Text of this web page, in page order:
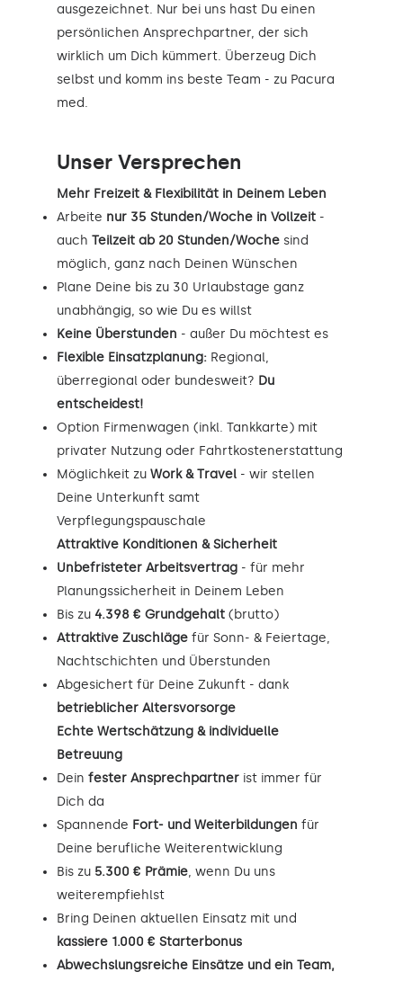
ausgezeichnet. Nur bei uns hast Du einen
persönlichen Ansprechpartner, der sich
wirklich um Dich kümmert. Überzeug Dich
selbst und komm ins beste Team - zu Pacura
med.
Unser Versprechen
Mehr Freizeit & Flexibilität in Deinem Leben
Arbeite nur 35 Stunden/Woche in Vollzeit -
auch Teilzeit ab 20 Stunden/Woche sind
möglich, ganz nach Deinen Wünschen
Plane Deine bis zu 30 Urlaubstage ganz
unabhängig, so wie Du es willst
Keine Überstunden - außer Du möchtest es
Flexible Einsatzplanung: Regional,
überregional oder bundesweit? Du
entscheidest!
Option Firmenwagen (inkl. Tankkarte) mit
privater Nutzung oder Fahrtkostenerstattung
Möglichkeit zu Work & Travel - wir stellen
Deine Unterkunft samt
Verpflegungspauschale
Attraktive Konditionen & Sicherheit
Unbefristeter Arbeitsvertrag - für mehr
Planungssicherheit in Deinem Leben
Bis zu 4.398 € Grundgehalt (brutto)
Attraktive Zuschläge für Sonn- & Feiertage,
Nachtschichten und Überstunden
Abgesichert für Deine Zukunft - dank
betrieblicher Altersvorsorge
Echte Wertschätzung & individuelle
Betreuung
Dein fester Ansprechpartner ist immer für
Dich da
Spannende Fort- und Weiterbildungen für
Deine berufliche Weiterentwicklung
Bis zu 5.300 € Prämie, wenn Du uns
weiterempfiehlst
Bring Deinen aktuellen Einsatz mit und
kassiere 1.000 € Starterbonus
Abwechslungsreiche Einsätze und ein Team,